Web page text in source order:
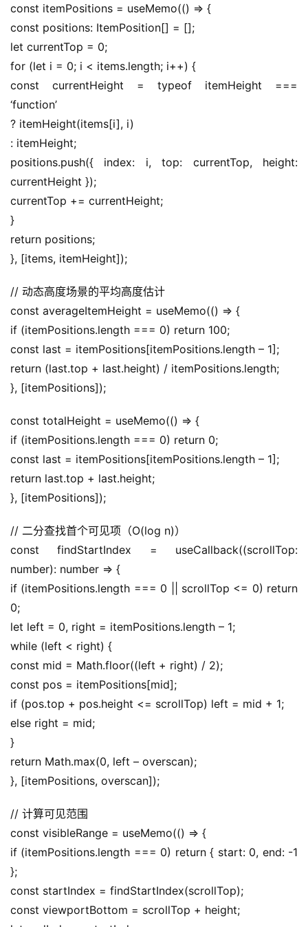
const itemPositions = useMemo(() => {
const positions: ItemPosition[] = [];
let currentTop = 0;
for (let i = 0; i < items.length; i++) {
const currentHeight = typeof itemHeight ===
‘function’
? itemHeight(items[i], i)
: itemHeight;
positions.push({ index: i, top: currentTop, height:
currentHeight });
currentTop += currentHeight;
}
return positions;
}, [items, itemHeight]);
// 动态高度场景的平均高度估计
const averageItemHeight = useMemo(() => {
if (itemPositions.length === 0) return 100;
const last = itemPositions[itemPositions.length – 1];
return (last.top + last.height) / itemPositions.length;
}, [itemPositions]);
const totalHeight = useMemo(() => {
if (itemPositions.length === 0) return 0;
const last = itemPositions[itemPositions.length – 1];
return last.top + last.height;
}, [itemPositions]);
// 二分查找首个可见项（O(log n)）
const findStartIndex = useCallback((scrollTop:
number): number => {
if (itemPositions.length === 0 || scrollTop <= 0) return
0;
let left = 0, right = itemPositions.length – 1;
while (left < right) {
const mid = Math.floor((left + right) / 2);
const pos = itemPositions[mid];
if (pos.top + pos.height <= scrollTop) left = mid + 1;
else right = mid;
}
return Math.max(0, left – overscan);
}, [itemPositions, overscan]);
// 计算可见范围
const visibleRange = useMemo(() => {
if (itemPositions.length === 0) return { start: 0, end: -1
};
const startIndex = findStartIndex(scrollTop);
const viewportBottom = scrollTop + height;